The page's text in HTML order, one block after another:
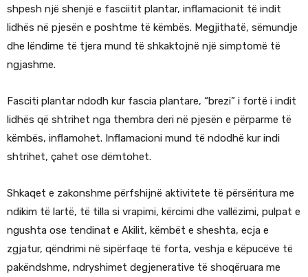
shpesh një shenjë e fasciitit plantar, inflamacionit të indit
lidhës në pjesën e poshtme të këmbës. Megjithatë, sëmundje
dhe lëndime të tjera mund të shkaktojnë një simptomë të
ngjashme.
Fasciti plantar ndodh kur fascia plantare, “brezi” i fortë i indit
lidhës që shtrihet nga thembra deri në pjesën e përparme të
këmbës, inflamohet. Inflamacioni mund të ndodhë kur indi
shtrihet, çahet ose dëmtohet.
Shkaqet e zakonshme përfshijnë aktivitete të përsëritura me
ndikim të lartë, të tilla si vrapimi, kërcimi dhe vallëzimi, pulpat e
ngushta ose tendinat e Akilit, këmbët e sheshta, ecja e
zgjatur, qëndrimi në sipërfaqe të forta, veshja e këpucëve të
pakëndshme, ndryshimet degjenerative të shoqëruara me